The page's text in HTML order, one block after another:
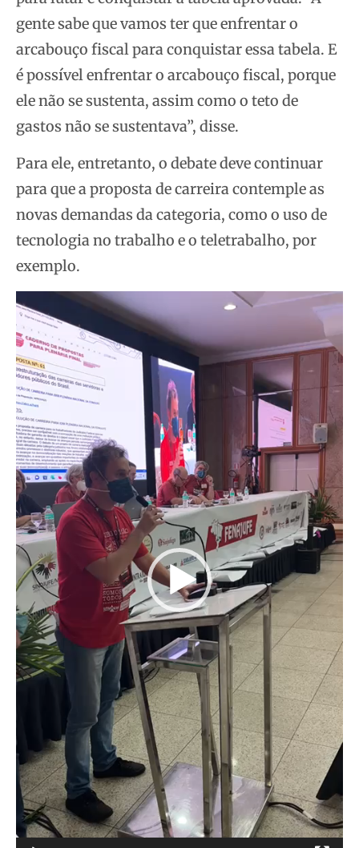
gente sabe que vamos ter que enfrentar o
arcabouço fiscal para conquistar essa tabela. E
é possível enfrentar o arcabouço fiscal, porque
ele não se sustenta, assim como o teto de
gastos não se sustentava”, disse.
Para ele, entretanto, o debate deve continuar
para que a proposta de carreira contemple as
novas demandas da categoria, como o uso de
tecnologia no trabalho e o teletrabalho, por
exemplo.
Tocador
de
vídeo